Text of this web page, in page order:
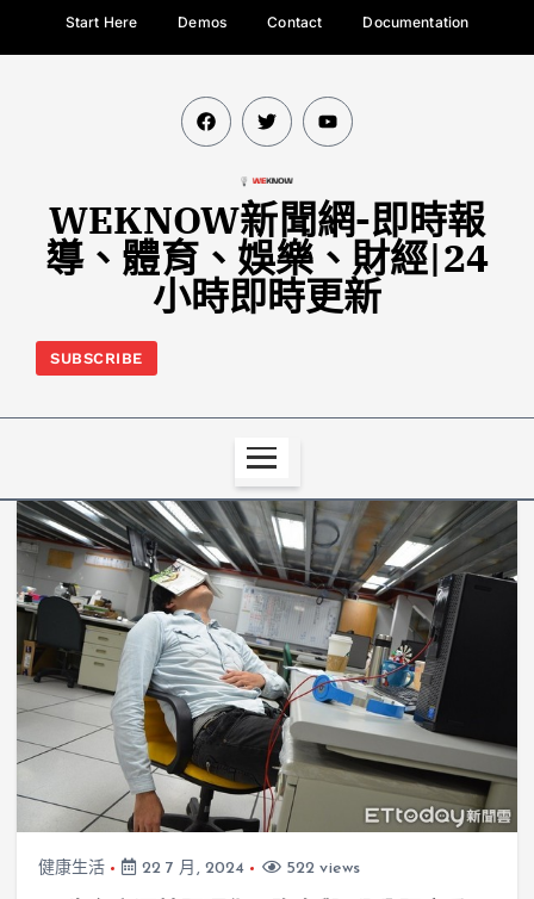
Start Here Demos Contact Documentation
WEKNOW新聞網-即時報
導、體育、娛樂、財經|24
小時即時更新
SUBSCRIBE
健康生活 22 7 月, 2024 522 views